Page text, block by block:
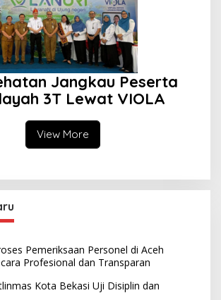
Jangkau Peserta
3T Lewat VIOLA
View More
Pemeriksaan Personel di Aceh
Profesional dan Transparan
Kota Bekasi Uji Disiplin dan